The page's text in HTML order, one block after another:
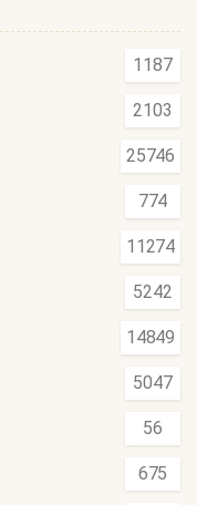
1187
2103
25746
774
11274
5242
14849
5047
56
675